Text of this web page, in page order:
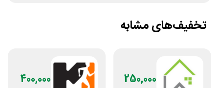
تخفیف‌های مشابه
250,000
400,000